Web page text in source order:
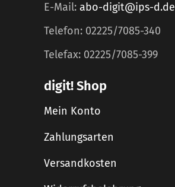
E-Mail: abo-digit@ips-d.de
Telefon: 02225/7085-340
Telefax: 02225/7085-399
digit! Shop
Mein Konto
Zahlungsarten
Versandkosten